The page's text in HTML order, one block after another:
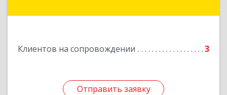
Клиентов на сопровождении 3
Отправить заявку
Отправить заявку